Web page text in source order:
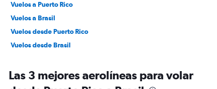
Vuelos a Puerto Rico
Vuelos a Brasil
Vuelos desde Puerto Rico
Vuelos desde Brasil
Las 3 mejores aerolíneas para volar